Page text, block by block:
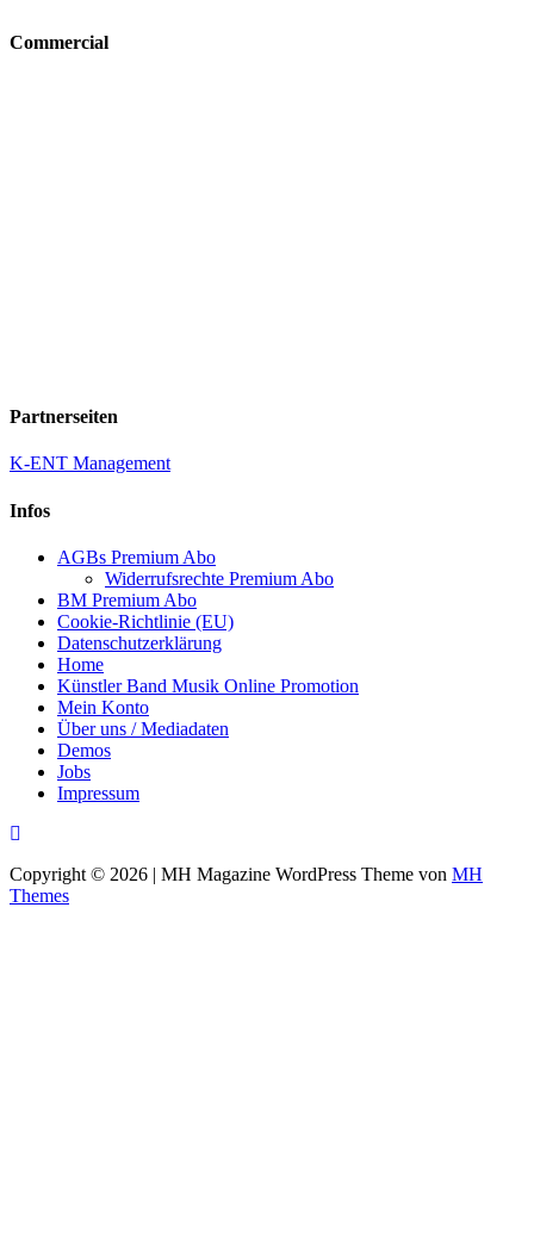
Commercial
Partnerseiten
K-ENT Management
Infos
AGBs Premium Abo
Widerrufsrechte Premium Abo
BM Premium Abo
Cookie-Richtlinie (EU)
Datenschutzerklärung
Home
Künstler Band Musik Online Promotion
Mein Konto
Über uns / Mediadaten
Demos
Jobs
Impressum
Copyright © 2026 | MH Magazine WordPress Theme von MH
Themes